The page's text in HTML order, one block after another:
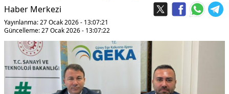
Haber Merkezi
Yayınlanma: 27 Ocak 2026 - 13:07:21
Güncelleme: 27 Ocak 2026 - 13:07:22